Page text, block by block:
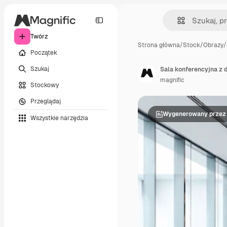
Twórz
Początek
Szukaj
Stockowy
Przeglądaj
Wszystkie narzędzia
Strona główna/Stock/Obrazy/
Wygenerowany przez
Sala konferencyjna z
magnific